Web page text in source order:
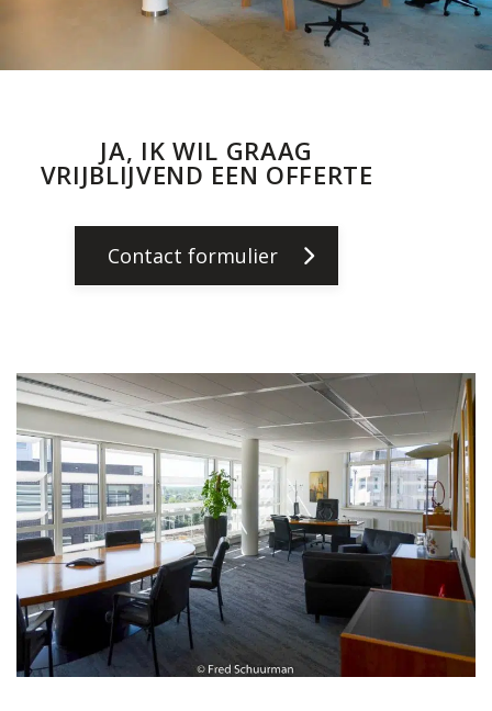
JA, IK WIL GRAAG
VRIJBLIJVEND EEN OFFERTE
Contact formulier